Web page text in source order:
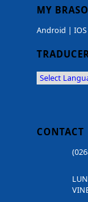
MY
Android | IOS
CONTACT